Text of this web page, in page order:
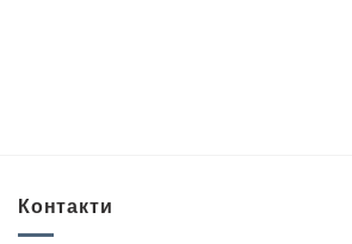
Контакти